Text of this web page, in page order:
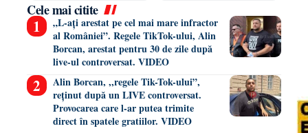
Cele mai citite
„L-ați arestat pe cel mai mare infractor
al României”. Regele TikTok-ului, Alin
Borcan, arestat pentru 30 de zile după
live-ul controversat. VIDEO
Alin Borcan, ,,regele Tik-Tok-ului”,
reținut după un LIVE controversat.
Provocarea care l-ar putea trimite
direct în spatele gratiilor. VIDEO